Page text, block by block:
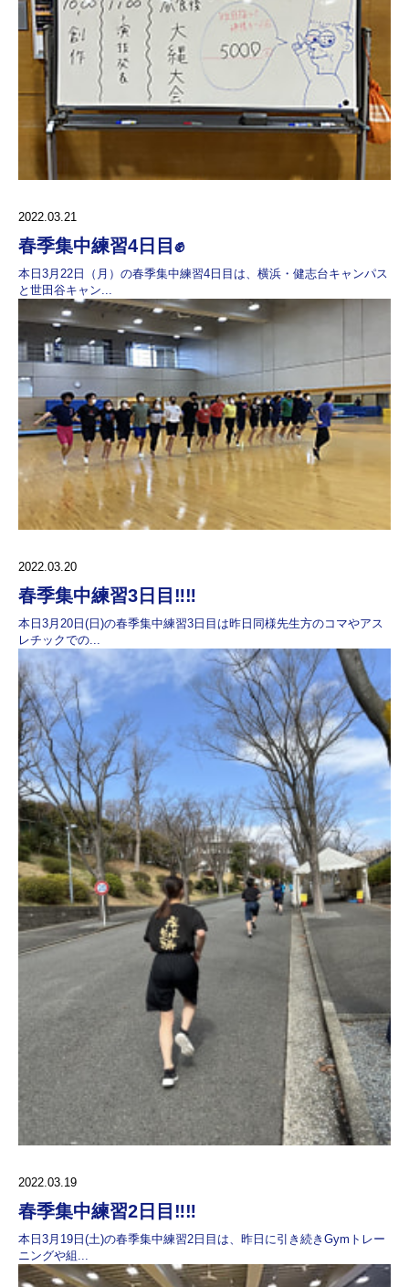
2022.03.21
春季集中練習4日目✊
本日3月22日（月）の春季集中練習4日目は、横浜・健志台キャンパス
と世田谷キャン...
2022.03.20
春季集中練習3日目‼️‼️
本日3月20日(日)の春季集中練習3日目は昨日同様先生方のコマやアス
レチックでの...
2022.03.19
春季集中練習2日目‼️‼️
本日3月19日(土)の春季集中練習2日目は、昨日に引き続きGymトレー
ニングや組...